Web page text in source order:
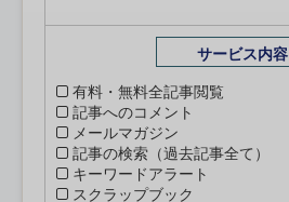
サービス内容
有料・無料全記事閲覧
記事へのコメント
メールマガジン
記事の検索（過去記事全て）
キーワードアラート
スクラップブック